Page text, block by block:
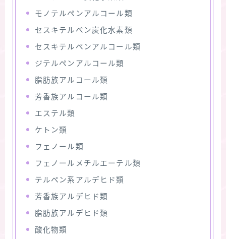
モノテルペンアルコール類
セスキテルペン炭化水素類
セスキテルペンアルコール類
ジテルペンアルコール類
脂肪族アルコール類
芳香族アルコール類
エステル類
ケトン類
フェノール類
フェノールメチルエーテル類
テルペン系アルデヒド類
芳香族アルデヒド類
脂肪族アルデヒド類
酸化物類